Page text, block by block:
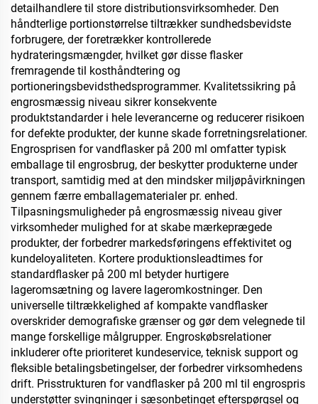
detailhandlere til store distributionsvirksomheder. Den
håndterlige portionstørrelse tiltrækker sundhedsbevidste
forbrugere, der foretrækker kontrollerede
hydrateringsmængder, hvilket gør disse flasker
fremragende til kosthåndtering og
portioneringsbevidsthedsprogrammer. Kvalitetssikring på
engrosmæssig niveau sikrer konsekvente
produktstandarder i hele leverancerne og reducerer risikoen
for defekte produkter, der kunne skade forretningsrelationer.
Engrosprisen for vandflasker på 200 ml omfatter typisk
emballage til engrosbrug, der beskytter produkterne under
transport, samtidig med at den mindsker miljøpåvirkningen
gennem færre emballagematerialer pr. enhed.
Tilpasningsmuligheder på engrosmæssig niveau giver
virksomheder mulighed for at skabe mærkeprægede
produkter, der forbedrer markedsføringens effektivitet og
kundeloyaliteten. Kortere produktionsleadtimes for
standardflasker på 200 ml betyder hurtigere
lageromsætning og lavere lageromkostninger. Den
universelle tiltrækkelighed af kompakte vandflasker
overskrider demografiske grænser og gør dem velegnede til
mange forskellige målgrupper. Engroskøbsrelationer
inkluderer ofte prioriteret kundeservice, teknisk support og
fleksible betalingsbetingelser, der forbedrer virksomhedens
drift. Prisstrukturen for vandflasker på 200 ml til engrospris
understøtter svingninger i sæsonbetinget efterspørgsel og